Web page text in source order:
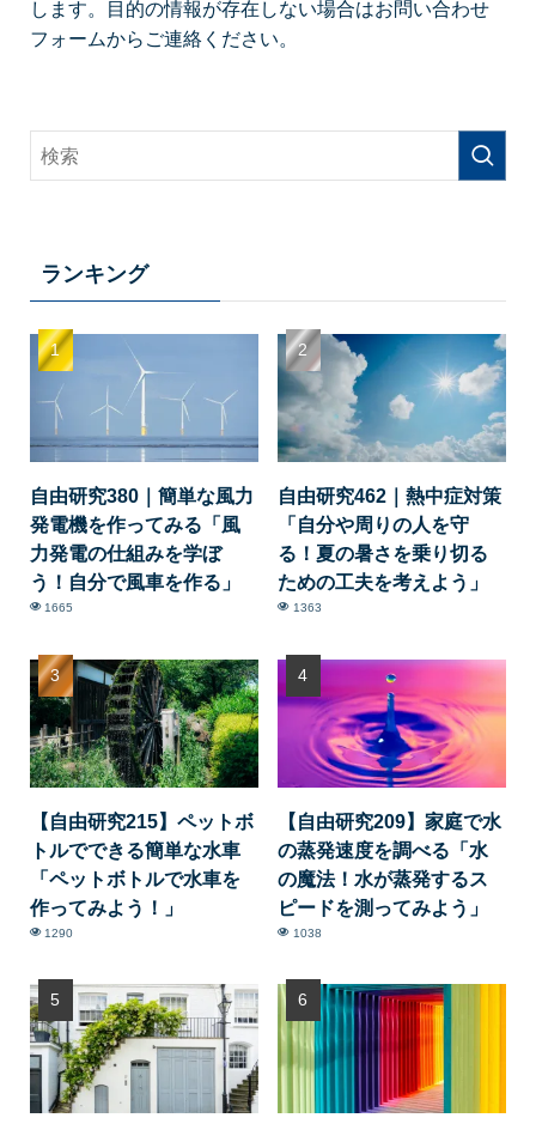
します。目的の情報が存在しない場合はお問い合わせ
フォームからご連絡ください。
ランキング
自由研究380｜簡単な風力
発電機を作ってみる「風
力発電の仕組みを学ぼ
う！自分で風車を作る」
1665
自由研究462｜熱中症対策
「自分や周りの人を守
る！夏の暑さを乗り切る
ための工夫を考えよう」
1363
【自由研究215】ペットボ
トルでできる簡単な水車
「ペットボトルで水車を
作ってみよう！」
1290
【自由研究209】家庭で水
の蒸発速度を調べる「水
の魔法！水が蒸発するス
ピードを測ってみよう」
1038